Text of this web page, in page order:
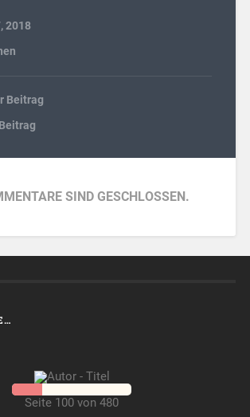
2018
Beitrag
SIND GESCHLOSSEN.
Seite 100 von 480